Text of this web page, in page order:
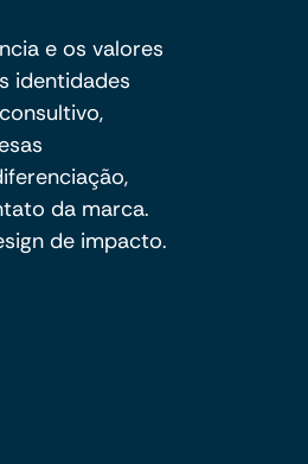
e os valores
identidades
da marca.
de impacto.